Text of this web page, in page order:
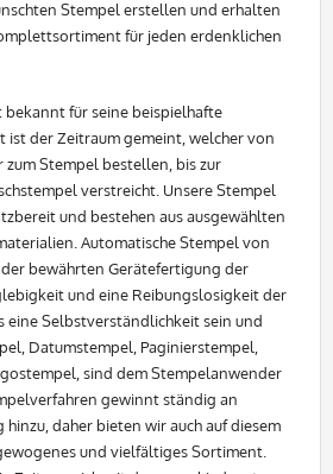
Stempel erstellen und erhalten
für jeden erdenklichen
bekannt für seine beispielhafte
ist der Zeitraum gemeint, welcher von
zum Stempel bestellen, bis zur
verstreicht. Unsere Stempel
und bestehen aus ausgewählten
Automatische Stempel von
bewährten Gerätefertigung der
und eine Reibungslosigkeit der
eine Selbstverständlichkeit sein und
Datumstempel, Paginierstempel,
sind dem Stempelanwender
gewinnt ständig an
daher bieten wir auch auf diesem
und vielfältiges Sortiment.